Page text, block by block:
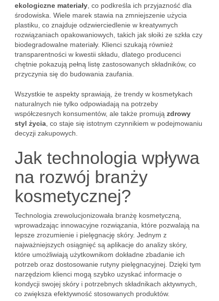
ekologiczne materiały , co podkreśla ich przyjazność dla
środowiska. Wiele marek stawia na zmniejszenie użycia
plastiku, co znajduje odzwierciedlenie w kreatywnych
rozwiązaniach opakowaniowych, takich jak słoiki ze szkła czy
biodegradowalne materiały. Klienci szukają również
transparentności w kwestii składu, dlatego producenci
chętnie pokazują pełną listę zastosowanych składników, co
przyczynia się do budowania zaufania.
Wszystkie te aspekty sprawiają, że trendy w kosmetykach
naturalnych nie tylko odpowiadają na potrzeby
współczesnych konsumentów, ale także promują zdrowy
styl życia , co staje się istotnym czynnikiem w podejmowaniu
decyzji zakupowych.
Jak technologia wpływa
na rozwój branży
kosmetycznej?
Technologia zrewolucjonizowała branżę kosmetyczną,
wprowadzając innowacyjne rozwiązania, które pozwalają na
lepsze zrozumienie i pielęgnację skóry. Jednym z
najważniejszych osiągnięć są aplikacje do analizy skóry,
które umożliwiają użytkownikom dokładne zbadanie ich
potrzeb oraz dostosowanie rutyny pielęgnacyjnej. Dzięki tym
narzędziom klienci mogą szybko uzyskać informacje o
kondycji swojej skóry i potrzebnych składnikach aktywnych,
co zwiększa efektywność stosowanych produktów.